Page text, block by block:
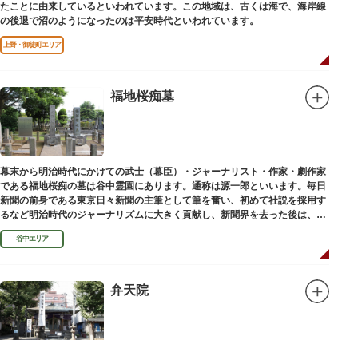
たことに由来しているといわれています。この地域は、古くは海で、海岸線
の後退で沼のようになったのは平安時代といわれています。
上野・御徒町エリア
福地桜痴墓
幕末から明治時代にかけての武士（幕臣）・ジャーナリスト・作家・劇作家
である福地桜痴の墓は谷中霊園にあります。通称は源一郎といいます。毎日
新聞の前身である東京日々新聞の主筆として筆を奮い、初めて社説を採用す
るなど明治時代のジャーナリズムに大きく貢献し、新聞界を去った後は、文
学者として活躍しました。
谷中エリア
弁天院